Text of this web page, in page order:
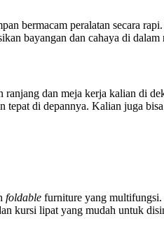
bermacam peralatan secara
bayangan dan cahaya di dalam
dan meja kerja kalian di
tepat di depannya. Kalian juga
foldable furniture yang multifungsi.
kursi lipat yang mudah untuk